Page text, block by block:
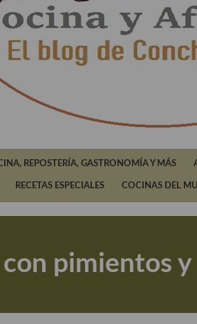
REPOSTERÍA, GASTRONOMÍA Y MÁS
RECETAS ESPECIALES COCINAS DEL
pimientos